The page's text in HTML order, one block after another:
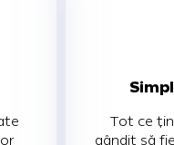
Tot ce
gândit să